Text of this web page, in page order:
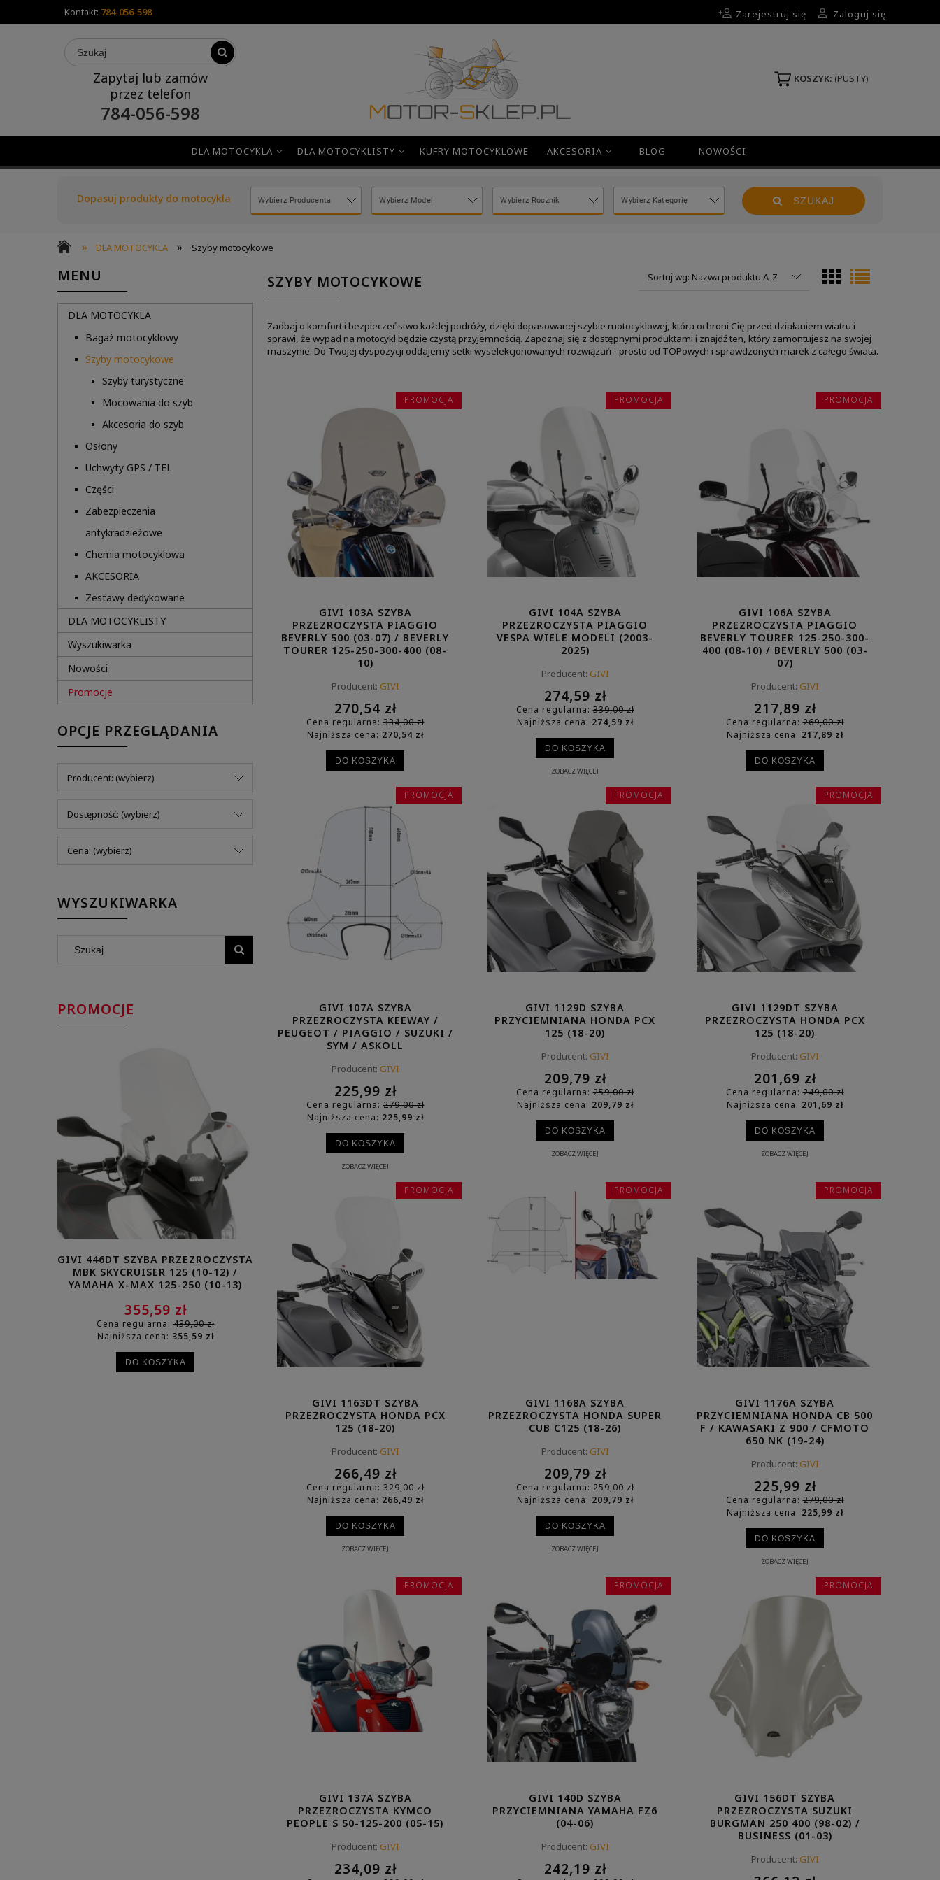
Kontakt: 784-056-598 Zarejestruj się Zaloguj się
Zapytaj lub zamów
przez telefon
784-056-598
KOSZYK: (PUSTY)
DLA MOTOCYKLA DLA MOTOCYKLISTY KUFRY MOTOCYKLOWE AKCESORIA BLOG NOWOŚCI
Dopasuj produkty do motocykla SZUKAJ
» DLA MOTOCYKLA » Szyby motocykowe
MENU
DLA MOTOCYKLA
Bagaż motocyklowy
Szyby motocykowe
Szyby turystyczne
Mocowania do szyb
Akcesoria do szyb
Osłony
Uchwyty GPS / TEL
Części
Zabezpieczenia
antykradzieżowe
Chemia motocyklowa
AKCESORIA
Zestawy dedykowane
DLA MOTOCYKLISTY
Wyszukiwarka
Nowości
Promocje
OPCJE PRZEGLĄDANIA
Producent: (wybierz)
Dostępność: (wybierz)
Cena: (wybierz)
WYSZUKIWARKA
PROMOCJE
GIVI 446DT SZYBA PRZEZROCZYSTA
MBK SKYCRUISER 125 (10-12) /
YAMAHA X-MAX 125-250 (10-13)
355,59 zł
Cena regularna:439,00 zł
Najniższa cena: 355,59 zł
DO KOSZYKA
GIVI 266DT SZYBA PRZEZROCZYSTA
SUZUKI BURGMAN 400 (06-16)
452,79 zł
Cena regularna:559,00 zł
Najniższa cena:452,79 zł
DO KOSZYKA
GIVI T460B UNIWERSALNY SYSTEM
MONTAŻU
GIVI E81B BAGAŻNIK METALOWY
NA KUFER E360/E460
260,01 zł
Cena regularna:321,00 zł
Najniższa cena:
260,01 zł
DO KOSZYKA
SZYBY MOTOCYKOWE Sortuj wg: Nazwa produktu A-Z
Zadbaj o komfort i bezpieczeństwo każdej podróży, dzięki dopasowanej szybie motocyklowej, która ochroni Cię przed działaniem wiatru i
sprawi, że wypad na motocykl będzie czystą przyjemnością. Zapoznaj się z dostępnymi produktami i znajdź ten, który zamontujesz na swojej
maszynie. Do Twojej dyspozycji oddajemy setki wyselekcjonowanych rozwiązań - prosto od TOPowych i sprawdzonych marek z całego świata.
GIVI 103A SZYBA
PRZEZROCZYSTA PIAGGIO
BEVERLY 500 (03-07) / BEVERLY
TOURER 125-250-300-400 (08-
10)
Producent: GIVI
270,54 zł
Cena regularna:334,00 zł
Najniższa cena: 270,54 zł
DO KOSZYKA
PROMOCJA
GIVI 104A SZYBA
PRZEZROCZYSTA PIAGGIO
VESPA WIELE MODELI (2003-
2025)
Producent: GIVI
274,59 zł
Cena regularna:339,00 zł
Najniższa cena: 274,59 zł
DO KOSZYKA
ZOBACZ WIĘCEJ
PROMOCJA
GIVI 106A SZYBA
PRZEZROCZYSTA PIAGGIO
BEVERLY TOURER 125-250-300-
400 (08-10) / BEVERLY 500 (03-
07)
Producent: GIVI
217,89 zł
Cena regularna:269,00 zł
Najniższa cena: 217,89 zł
DO KOSZYKA
PROMOCJA
GIVI 107A SZYBA
PRZEZROCZYSTA KEEWAY /
PEUGEOT / PIAGGIO / SUZUKI /
SYM / ASKOLL
Producent: GIVI
225,99 zł
Cena regularna:279,00 zł
Najniższa cena: 225,99 zł
DO KOSZYKA
ZOBACZ WIĘCEJ
PROMOCJA
GIVI 1129D SZYBA
PRZYCIEMNIANA HONDA PCX
125 (18-20)
Producent: GIVI
209,79 zł
Cena regularna:259,00 zł
Najniższa cena: 209,79 zł
DO KOSZYKA
ZOBACZ WIĘCEJ
PROMOCJA
GIVI 1129DT SZYBA
PRZEZROCZYSTA HONDA PCX
125 (18-20)
Producent: GIVI
201,69 zł
Cena regularna:249,00 zł
Najniższa cena: 201,69 zł
DO KOSZYKA
ZOBACZ WIĘCEJ
PROMOCJA
GIVI 1163DT SZYBA
PRZEZROCZYSTA HONDA PCX
125 (18-20)
Producent: GIVI
266,49 zł
Cena regularna:329,00 zł
Najniższa cena: 266,49 zł
DO KOSZYKA
ZOBACZ WIĘCEJ
PROMOCJA
GIVI 1168A SZYBA
PRZEZROCZYSTA HONDA SUPER
CUB C125 (18-26)
Producent: GIVI
209,79 zł
Cena regularna:259,00 zł
Najniższa cena: 209,79 zł
DO KOSZYKA
ZOBACZ WIĘCEJ
PROMOCJA
GIVI 1176A SZYBA
PRZYCIEMNIANA HONDA CB 500
F / KAWASAKI Z 900 / CFMOTO
650 NK (19-24)
Producent: GIVI
225,99 zł
Cena regularna:279,00 zł
Najniższa cena: 225,99 zł
DO KOSZYKA
ZOBACZ WIĘCEJ
PROMOCJA
GIVI 137A SZYBA
PRZEZROCZYSTA KYMCO
PEOPLE S 50-125-200 (05-15)
Producent: GIVI
234,09 zł
PROMOCJA
GIVI 140D SZYBA
PRZYCIEMNIANA YAMAHA FZ6
(04-06)
Producent: GIVI
242,19 zł
PROMOCJA
GIVI 156DT SZYBA
PRZEZROCZYSTA SUZUKI
BURGMAN 250 400 (98-02) /
BUSINESS (01-03)
Producent: GIVI
PROMOCJA